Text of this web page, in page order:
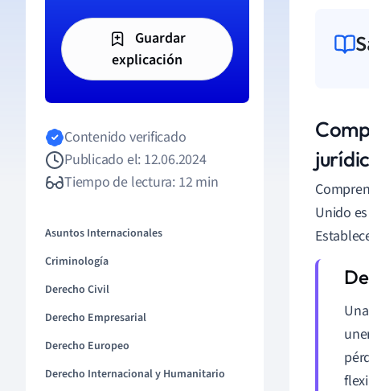
Guardar
explicación
Contenido verificado
Publicado el: 12.06.2024
Tiempo de lectura: 12 min
Asuntos Internacionales
Criminología
Derecho Civil
Derecho Empresarial
Derecho Europeo
Derecho Internacional y Humanitario
Unido